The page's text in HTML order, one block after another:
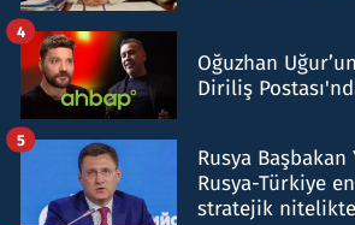
Oğuzhan
Diriliş
4
Rusya Başbakan
Rusya-Türkiye
stratejik
5